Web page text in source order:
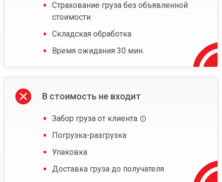
Страхование груза без объявленной
стоимости
Складская обработка
Время ожидания 30 мин.
В стоимость не входит
Забор груза от клиента
Погрузка-разгрузка
Упаковка
Доставка груза до получателя